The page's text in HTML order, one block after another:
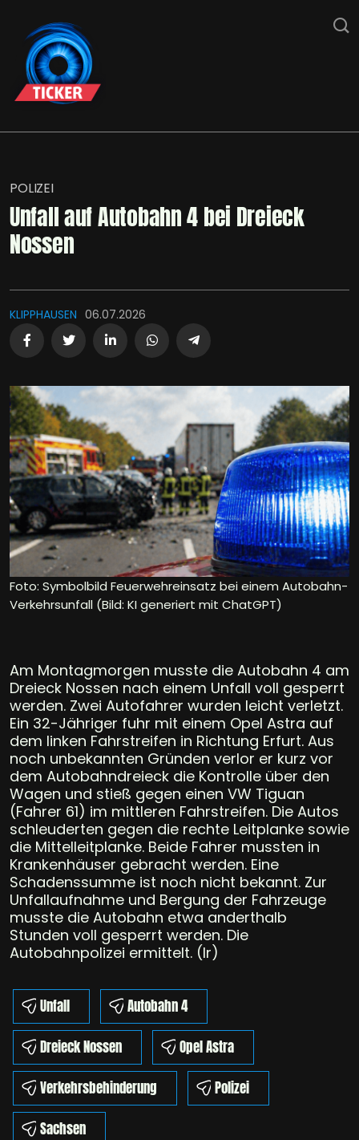
POLIZEI
Unfall auf Autobahn 4 bei Dreieck
Nossen
KLIPPHAUSEN 06.07.2026
Foto: Symbolbild Feuerwehreinsatz bei einem Autobahn-
Verkehrsunfall (Bild: KI generiert mit ChatGPT)
Am Montagmorgen musste die Autobahn 4 am
Dreieck Nossen nach einem Unfall voll gesperrt
werden. Zwei Autofahrer wurden leicht verletzt.
Ein 32-Jähriger fuhr mit einem Opel Astra auf
dem linken Fahrstreifen in Richtung Erfurt. Aus
noch unbekannten Gründen verlor er kurz vor
dem Autobahndreieck die Kontrolle über den
Wagen und stieß gegen einen VW Tiguan
(Fahrer 61) im mittleren Fahrstreifen. Die Autos
schleuderten gegen die rechte Leitplanke sowie
die Mittelleitplanke. Beide Fahrer mussten in
Krankenhäuser gebracht werden. Eine
Schadenssumme ist noch nicht bekannt. Zur
Unfallaufnahme und Bergung der Fahrzeuge
musste die Autobahn etwa anderthalb
Stunden voll gesperrt werden. Die
Autobahnpolizei ermittelt. (lr)
Unfall
Autobahn 4
Dreieck Nossen
Opel Astra
Verkehrsbehinderung
Polizei
Sachsen